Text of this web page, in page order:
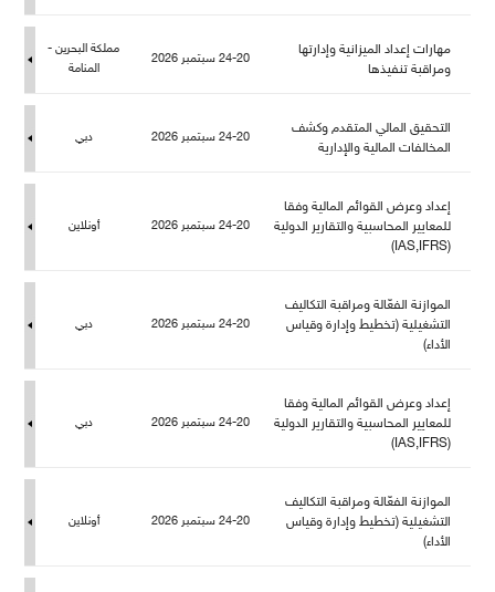
هارات إعداد الميزانية وإدارتها
ومراقبة تنفيذها
24-20 سبتمبر 2026
كة البحرين -
المنامة
التحقيق المالي المتقدم وكشف
المخالفات المالية والإدارية
24-20 سبتمبر 2026 دبي
إعداد وعرض القوائم المالية وفقا
عايير المحاسبية والتقارير الدولية
(IAS,IFRS)
24-20 سبتمبر 2026 أونلاين
الموازنة الفعّالة ومراقبة التكاليف
التشغيلية (تخطيط وإدارة وقياس
الأداء)
24-20 سبتمبر 2026 دبي
إعداد وعرض القوائم المالية وفقا
عايير المحاسبية والتقارير الدولية
(IAS,IFRS)
24-20 سبتمبر 2026 دبي
الموازنة الفعّالة ومراقبة التكاليف
التشغيلية (تخطيط وإدارة وقياس
الأداء)
24-20 سبتمبر 2026 أونلاين